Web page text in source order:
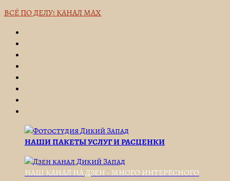
ВСЁ ПО ДЕЛУ! КАНАЛ MAX
НАШИ ПАКЕТЫ УСЛУГ И РАСЦЕНКИ
НАШ КАНАЛ НА ДЗЕН - МНОГО ИНТЕРЕСНОГО